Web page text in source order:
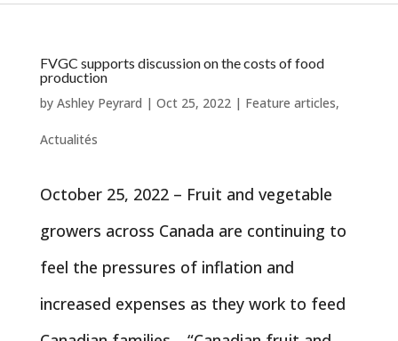
FVGC supports discussion on the costs of food
production
by Ashley Peyrard | Oct 25, 2022| Feature articles,
Actualités
October 25, 2022 – Fruit and vegetable
growers across Canada are continuing to
feel the pressures of inflation and
increased expenses as they work to feed